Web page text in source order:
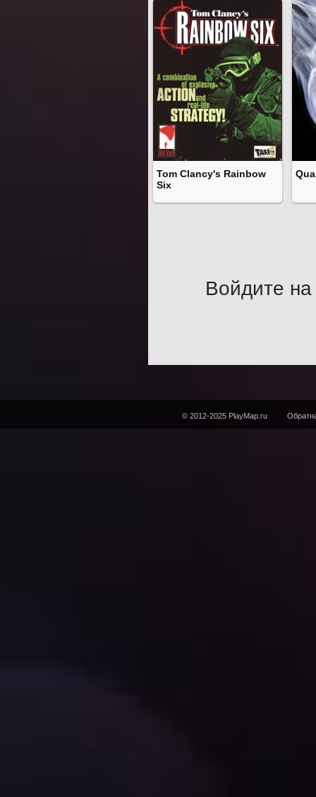
Tom Clancy's Rainbow
Six
Войдите на
© 2012-2025 PlayMap.ru